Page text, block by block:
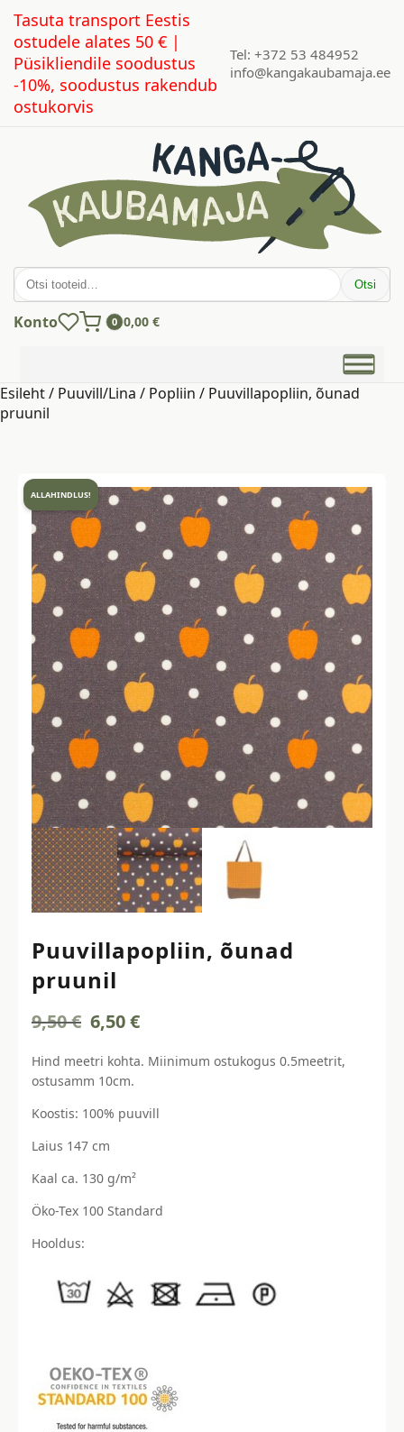
Tasuta transport Eestis
ostudele alates 50 € |
Püsikliendile soodustus
-10%, soodustus rakendub
ostukorvis
Tel: +372 53 484952
info@kangakaubamaja.ee
Otsi: Otsi
Konto 0 0,00 €
Esileht/ Puuvill/Lina / Popliin / Puuvillapopliin, õunad
pruunil
ALLAHINDLUS!
Puuvillapopliin, õunad
pruunil
9,50€ Algne
oli:
9,50 €.
6,50€Current
is:
Hind meetri kohta. Miinimum ostukogus 0.5meetrit,
ostusamm 10cm.
Koostis: 100% puuvill
Laius 147 cm
Kaal ca. 130 g/m²
Öko-Tex 100 Standard
Hooldus: